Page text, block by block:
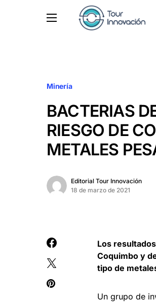
Minería
BACTERIAS
RIESGO DE
METALES
Editorial Tour Innovación
18 de marzo de 2021
Los
Coquimbo y
tipo de
Un grupo de